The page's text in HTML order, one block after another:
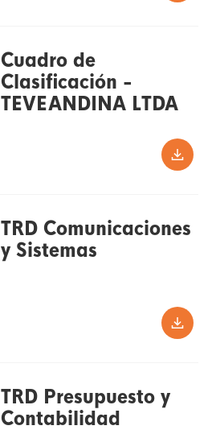
Cuadro de
Clasificación -
TEVEANDINA LTDA
TRD Comunicaciones
y Sistemas
TRD Presupuesto y
Contabilidad